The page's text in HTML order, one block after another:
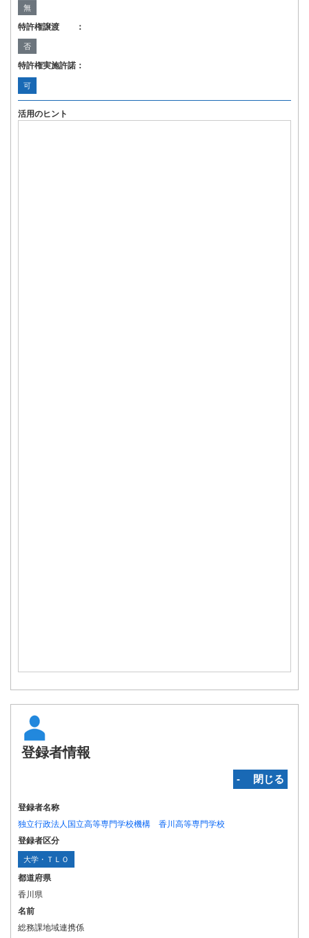
無
特許権譲渡 ：
否
特許権実施許諾：
可
活用のヒント
登録者情報
‐ 閉じる
登録者名称
独立行政法人国立高等専門学校機構 香川高等専門学校
登録者区分
大学・ＴＬＯ
都道府県
香川県
名前
総務課地域連携係